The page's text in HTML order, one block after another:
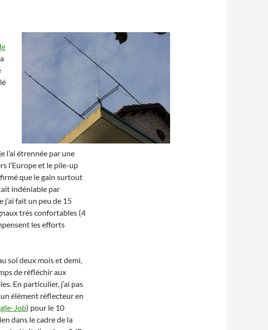
l’ai étrennée par une
l’Europe et le pile-up
que le gain surtout
indéniable par
j’ai fait un peu de 15
très confortables (4
les efforts
sol deux mois et demi,
de réfléchir aux
En particulier, j’ai pas
élément réflecteur en
Job) pour le 10
dans le cadre de la